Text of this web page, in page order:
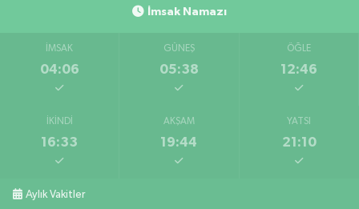
İmsak Namazı
İMSAK
04:06
GÜNEŞ
05:38
ÖĞLE
12:46
İKINDI
16:33
AKŞAM
19:44
YATSI
21:10
Aylık Vakitler